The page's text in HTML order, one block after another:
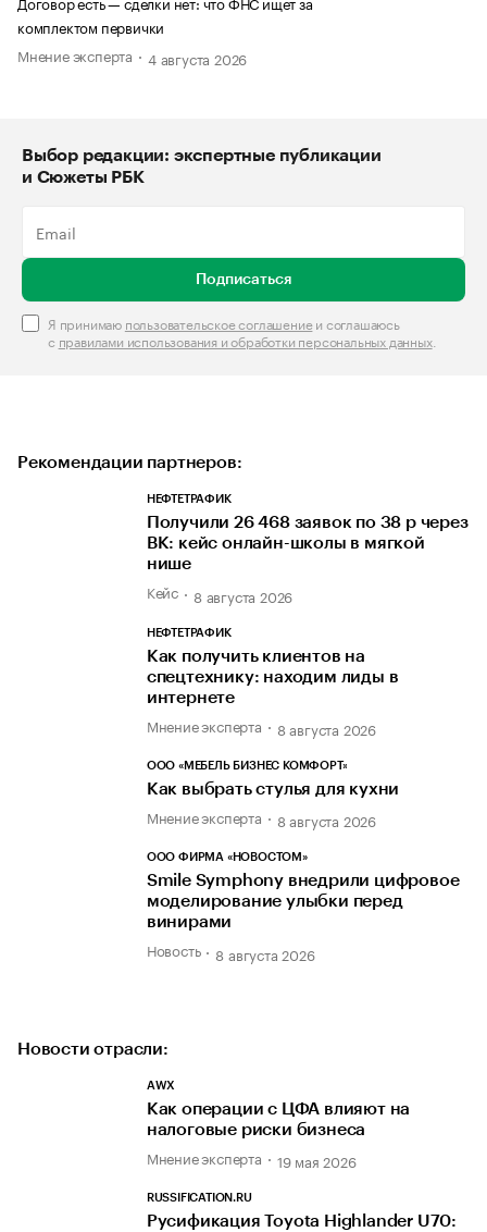
комплектом первички
Мнение эксперта
4 августа 2026
Выбор редакции: экспертные публикации
и Сюжеты РБК
Подписаться
Я принимаю пользовательское соглашениеи соглашаюсь
с правилами использования и обработки персональных данных.
Рекомендации партнеров:
НЕФТЕТРАФИК
Получили 26 468 заявок по 38 р через
ВК: кейс онлайн-школы в мягкой
нише
Кейс 8 августа 2026
НЕФТЕТРАФИК
Как получить клиентов на
спецтехнику: находим лиды в
интернете
Мнение эксперта 8 августа 2026
ООО «МЕБЕЛЬ БИЗНЕС КОМФОРТ»
Как выбрать стулья для кухни
Мнение эксперта 8 августа 2026
ООО ФИРМА «НОВОСТОМ»
Smile Symphony внедрили цифровое
моделирование улыбки перед
винирами
Новость 8 августа 2026
Новости отрасли:
AWX
Как операции с ЦФА влияют на
налоговые риски бизнеса
Мнение эксперта 19 мая 2026
RUSSIFICATION.RU
Русификация Toyota Highlander U70: